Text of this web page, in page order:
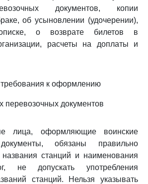
документов, копии
об усыновлении (удочерении),
о возврате билетов в
расчеты на доплаты и
к оформлению
перевозочных документов
лица, оформляющие воинские
обязаны правильно
станций и наименования
не допускать употребления
станций. Нельзя указывать